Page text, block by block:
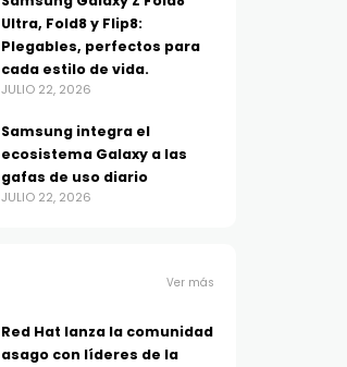
Ultra, Fold8 y Flip8:
Plegables, perfectos para
cada estilo de vida.
JULIO 22, 2026
Samsung integra el
ecosistema Galaxy a las
gafas de uso diario
JULIO 22, 2026
Ver más
Red Hat lanza la comunidad
asago con líderes de la